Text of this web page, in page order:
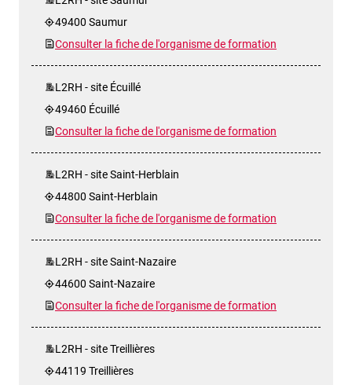
49400 Saumur
Consulter la fiche de l'organisme de formation
L2RH - site Écuillé
49460 Écuillé
Consulter la fiche de l'organisme de formation
L2RH - site Saint-Herblain
44800 Saint-Herblain
Consulter la fiche de l'organisme de formation
L2RH - site Saint-Nazaire
44600 Saint-Nazaire
Consulter la fiche de l'organisme de formation
L2RH - site Treillières
44119 Treillières